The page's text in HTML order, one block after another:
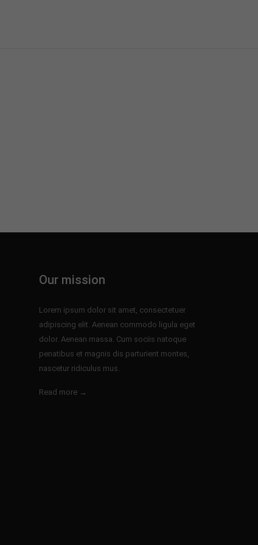
Our mission
Lorem ipsum dolor sit amet, consectetuer
adipiscing elit. Aenean commodo ligula eget
dolor. Aenean massa. Cum sociis natoque
penatibus et magnis dis parturient montes,
nascetur ridiculus mus.
Read more →